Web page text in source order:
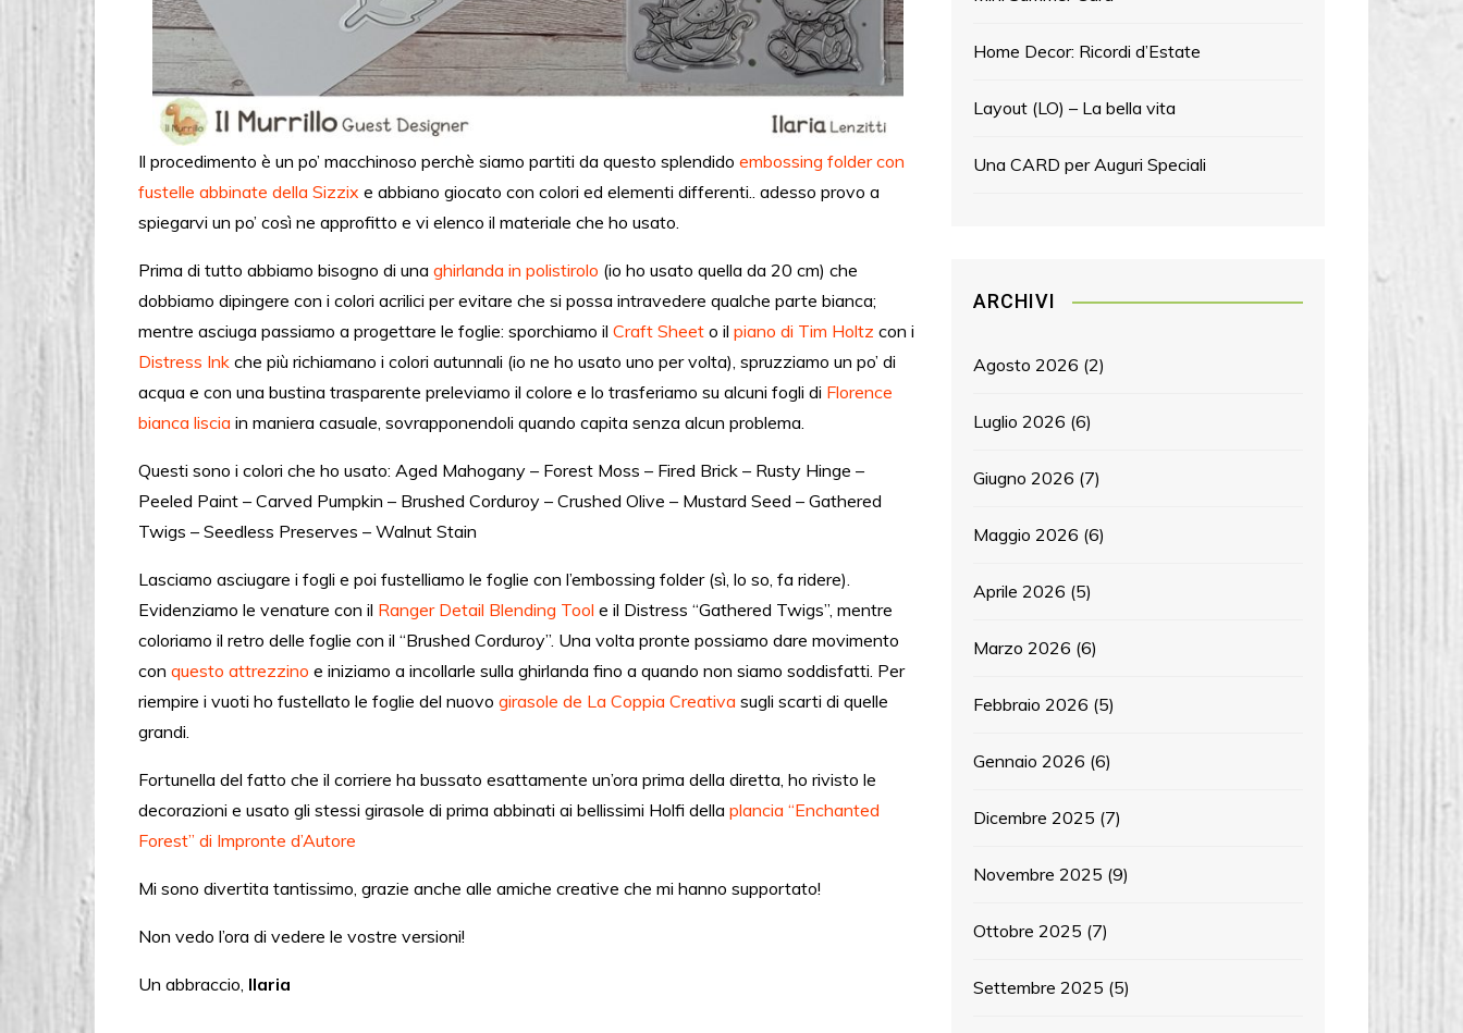
Il procedimento è un po’ macchinoso perchè siamo partiti da questo splendido embossing folder con
fustelle abbinate della Sizzix e abbiano giocato con colori ed elementi differenti.. adesso provo a
spiegarvi un po’ così ne approfitto e vi elenco il materiale che ho usato.
Prima di tutto abbiamo bisogno di una ghirlanda in polistirolo (io ho usato quella da 20 cm) che
dobbiamo dipingere con i colori acrilici per evitare che si possa intravedere qualche parte bianca;
mentre asciuga passiamo a progettare le foglie: sporchiamo il Craft Sheet o il piano di Tim Holtz con i
Distress Ink che più richiamano i colori autunnali (io ne ho usato uno per volta), spruzziamo un po’ di
acqua e con una bustina trasparente preleviamo il colore e lo trasferiamo su alcuni fogli di Florence
bianca liscia in maniera casuale, sovrapponendoli quando capita senza alcun problema.
Questi sono i colori che ho usato: Aged Mahogany – Forest Moss – Fired Brick – Rusty Hinge –
Peeled Paint – Carved Pumpkin – Brushed Corduroy – Crushed Olive – Mustard Seed – Gathered
Twigs – Seedless Preserves – Walnut Stain
Lasciamo asciugare i fogli e poi fustelliamo le foglie con l’embossing folder (sì, lo so, fa ridere).
Evidenziamo le venature con il Ranger Detail Blending Tool e il Distress “Gathered Twigs”, mentre
coloriamo il retro delle foglie con il “Brushed Corduroy”. Una volta pronte possiamo dare movimento
con questo attrezzino e iniziamo a incollarle sulla ghirlanda fino a quando non siamo soddisfatti. Per
riempire i vuoti ho fustellato le foglie del nuovo girasole de La Coppia Creativa sugli scarti di quelle
grandi.
Fortunella del fatto che il corriere ha bussato esattamente un’ora prima della diretta, ho rivisto le
decorazioni e usato gli stessi girasole di prima abbinati ai bellissimi Holfi della plancia “Enchanted
Forest” di Impronte d’Autore
Mi sono divertita tantissimo, grazie anche alle amiche creative che mi hanno supportato!
Non vedo l’ora di vedere le vostre versioni!
Un abbraccio, Ilaria
Home Decor: Ricordi d’Estate
Layout (LO) – La bella vita
Una CARD per Auguri Speciali
ARCHIVI
Agosto 2026 (2)
Luglio 2026 (6)
Giugno 2026 (7)
Maggio 2026 (6)
Aprile 2026 (5)
Marzo 2026 (6)
Febbraio 2026 (5)
Gennaio 2026 (6)
Dicembre 2025 (7)
Novembre 2025 (9)
Ottobre 2025 (7)
Settembre 2025 (5)